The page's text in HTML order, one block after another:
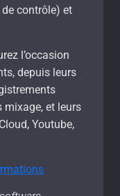
contrôle) et
l’occasion
depuis leurs
et leurs
Youtube,